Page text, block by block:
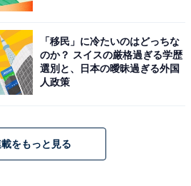
「移民」に冷たいのはどっちな
のか？ スイスの厳格過ぎる学歴
選別と、日本の曖昧過ぎる外国
人政策
をもっと見る